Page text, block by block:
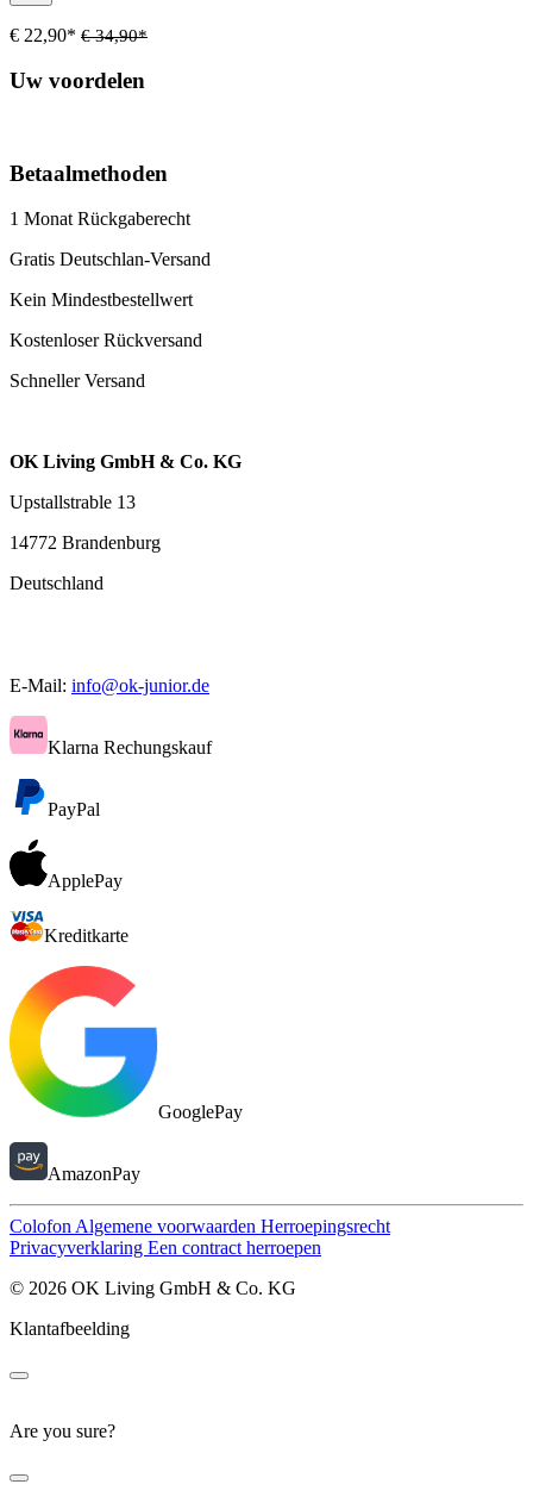
€ 22,90* € 34,90*
Uw voordelen
Betaalmethoden
1 Monat Rückgaberecht
Gratis Deutschlan-Versand
Kein Mindestbestellwert
Kostenloser Rückversand
Schneller Versand
OK Living GmbH & Co. KG
Upstallstrable 13
14772 Brandenburg
Deutschland
E-Mail: info@ok-junior.de
Klarna Rechungskauf
PayPal
ApplePay
Kreditkarte
GooglePay
AmazonPay
ColofonAlgemene voorwaarden Herroepingsrecht
Privacyverklaring Een contract herroepen
© 2026 OK Living GmbH & Co. KG
Klantafbeelding
Are you sure?